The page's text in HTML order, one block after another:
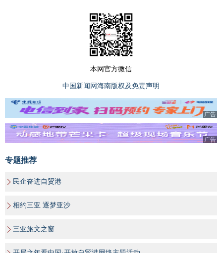
本网官方微信
中国新闻网海南版权及免责声明
广告
广告
专题推荐
民企奋进自贸港
相约三亚 逐梦亚沙
三亚旅文之窗